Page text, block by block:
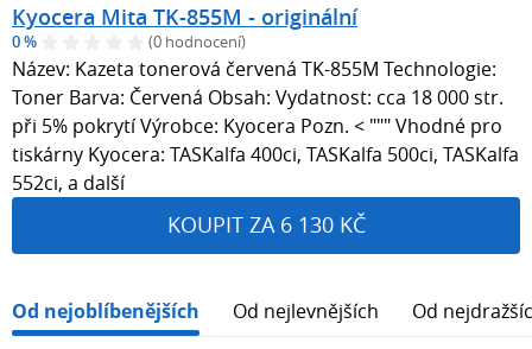
Kyocera Mita TK-855M - originální
0 % (0 hodnocení)
Název: Kazeta tonerová červená TK-855M Technologie:
Toner Barva: Červená Obsah: Vydatnost: cca 18 000 str.
při 5% pokrytí Výrobce: Kyocera Pozn. < """ Vhodné pro
tiskárny Kyocera: TASKalfa 400ci, TASKalfa 500ci, TASKalfa
552ci, a další
KOUPIT ZA 6 130 KČ
Od nejoblíbenějších Od nejlevnějších Od